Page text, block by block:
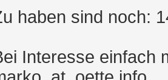
haben sind noch:
Interesse einfach